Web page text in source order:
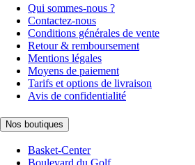
Qui sommes-nous ?
Contactez-nous
Conditions générales de vente
Retour & remboursement
Mentions légales
Moyens de paiement
Tarifs et options de livraison
Avis de confidentialité
Nos boutiques
Basket-Center